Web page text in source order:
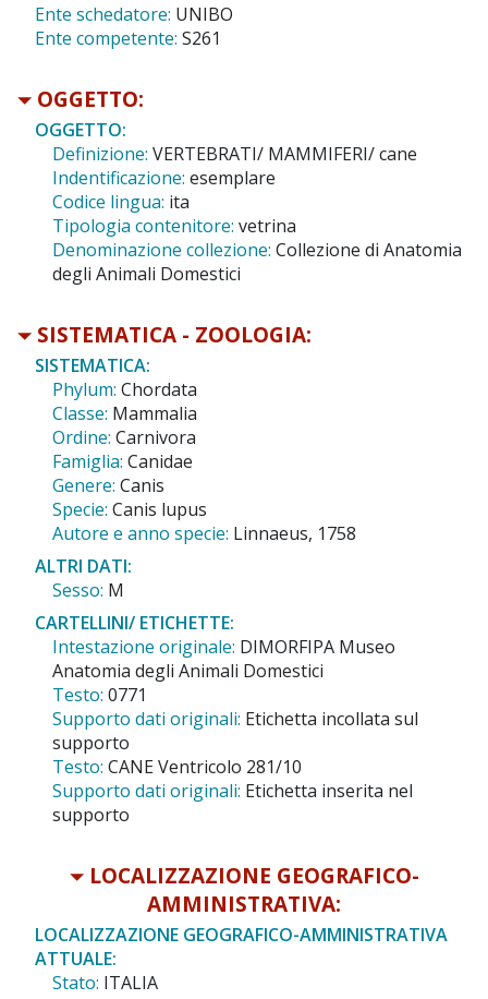
Ente schedatore: UNIBO
Ente competente: S261
OGGETTO:
OGGETTO:
Definizione: VERTEBRATI/ MAMMIFERI/ cane
Indentificazione: esemplare
Codice lingua: ita
Tipologia contenitore: vetrina
Denominazione collezione: Collezione di Anatomia
degli Animali Domestici
SISTEMATICA - ZOOLOGIA:
SISTEMATICA:
Phylum: Chordata
Classe: Mammalia
Ordine: Carnivora
Famiglia: Canidae
Genere: Canis
Specie: Canis lupus
Autore e anno specie: Linnaeus, 1758
ALTRI DATI:
Sesso: M
CARTELLINI/ ETICHETTE:
Intestazione originale: DIMORFIPA Museo
Anatomia degli Animali Domestici
Testo: 0771
Supporto dati originali: Etichetta incollata sul
supporto
Testo: CANE Ventricolo 281/10
Supporto dati originali: Etichetta inserita nel
supporto
LOCALIZZAZIONE GEOGRAFICO-
AMMINISTRATIVA:
LOCALIZZAZIONE GEOGRAFICO-AMMINISTRATIVA
ATTUALE:
Stato: ITALIA